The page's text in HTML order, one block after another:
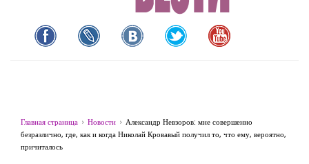
Главная страница Новости
Александр Невзоров: мне совершенно
безразлично, где, как и когда Николай Кровавый получил то, что ему, вероятно,
причиталось